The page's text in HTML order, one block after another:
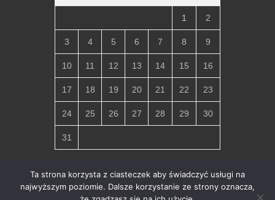
1 2
3 4 5 6 7 8 9
10 11 12 13 14 15 16
17 18 19 20 21 22 23
24 25 26 27 28 29 30
31
« lip
Ta strona korzysta z ciasteczek aby świadczyć usługi na
najwyższym poziomie. Dalsze korzystanie ze strony oznacza,